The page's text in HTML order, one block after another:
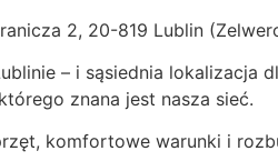
2, 20-819 Lublin
– i sąsiednia lokalizacja
znana jest nasza sieć.
komfortowe warunki i